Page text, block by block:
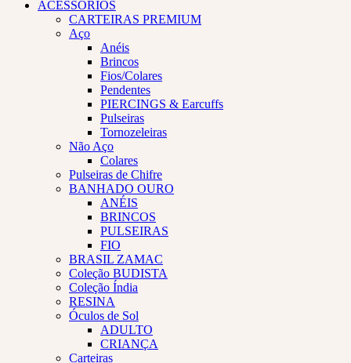
ACESSÓRIOS
CARTEIRAS PREMIUM
Aço
Anéis
Brincos
Fios/Colares
Pendentes
PIERCINGS & Earcuffs
Pulseiras
Tornozeleiras
Não Aço
Colares
Pulseiras de Chifre
BANHADO OURO
ANÉIS
BRINCOS
PULSEIRAS
FIO
BRASIL ZAMAC
Coleção BUDISTA
Coleção Índia
RESINA
Óculos de Sol
ADULTO
CRIANÇA
Carteiras